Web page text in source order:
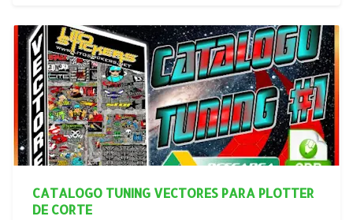
CATALOGO TUNING VECTORES PARA PLOTTER
DE CORTE